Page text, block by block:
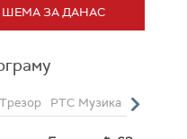
ЗА ДАНАС
РТС Музика РТС